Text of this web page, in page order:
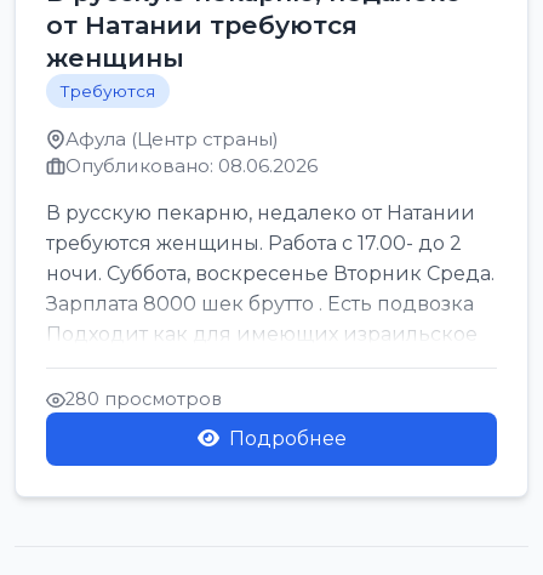
от Натании требуются
женщины
Требуются
Афула (Центр страны)
Опубликовано: 08.06.2026
В русскую пекарню, недалеко от Натании
требуются женщины. Работа с 17.00- до 2
ночи. Суббота, воскресенье Вторник Среда.
Зарплата 8000 шек брутто . Есть подвозка
Подходит как для имеющих израильское
г...
280 просмотров
Подробнее